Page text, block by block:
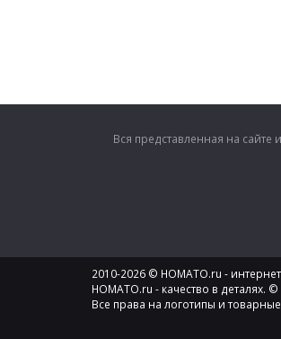
Вся представленная на
2010-2026 © HOMATO.ru -
HOMATO.ru - качество в
Все права на логотипы и